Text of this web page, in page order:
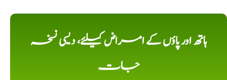
ہاتھ اور پاؤں کے امراض کیلئے، دیسی نسخہ
جات